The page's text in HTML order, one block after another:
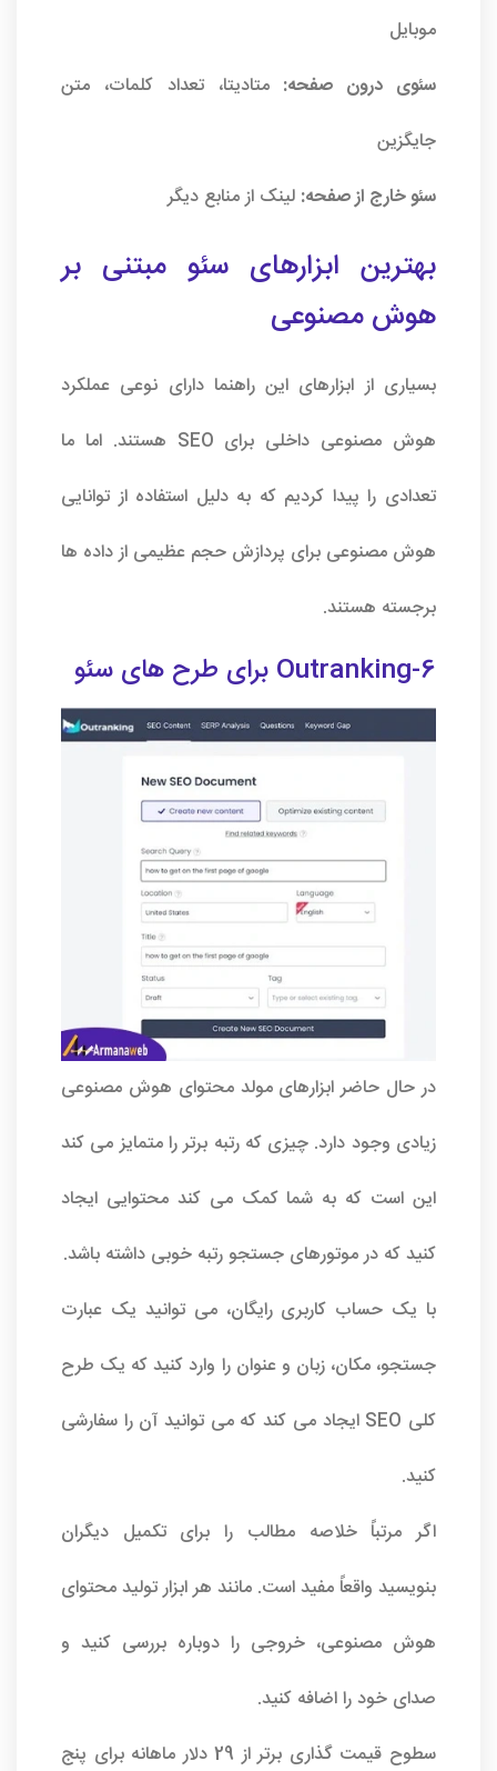
موبایل
سئوی درون صفحه: متادیتا، تعداد کلمات، متن
جایگزین
سئو خارج از صفحه: لینک از منابع دیگر
بهترین ابزارهای سئو مبتنی بر
هوش مصنوعی
بسیاری از ابزارهای این راهنما دارای نوعی عملکرد
هوش مصنوعی داخلی برای SEO هستند. اما ما
تعدادی را پیدا کردیم که به دلیل استفاده از توانایی
هوش مصنوعی برای پردازش حجم عظیمی از داده ها
برجسته هستند.
6-Outranking برای طرح های سئو
در حال حاضر ابزارهای مولد محتوای هوش مصنوعی
زیادی وجود دارد. چیزی که رتبه برتر را متمایز می کند
این است که به شما کمک می کند محتوایی ایجاد
کنید که در موتورهای جستجو رتبه خوبی داشته باشد.
با یک حساب کاربری رایگان، می توانید یک عبارت
جستجو، مکان، زبان و عنوان را وارد کنید که یک طرح
کلی SEO ایجاد می کند که می توانید آن را سفارشی
کنید.
اگر مرتباً خلاصه مطالب را برای تکمیل دیگران
بنویسید واقعاً مفید است. مانند هر ابزار تولید محتوای
هوش مصنوعی، خروجی را دوباره بررسی کنید و
صدای خود را اضافه کنید.
سطوح قیمت گذاری برتر از 29 دلار ماهانه برای پنج